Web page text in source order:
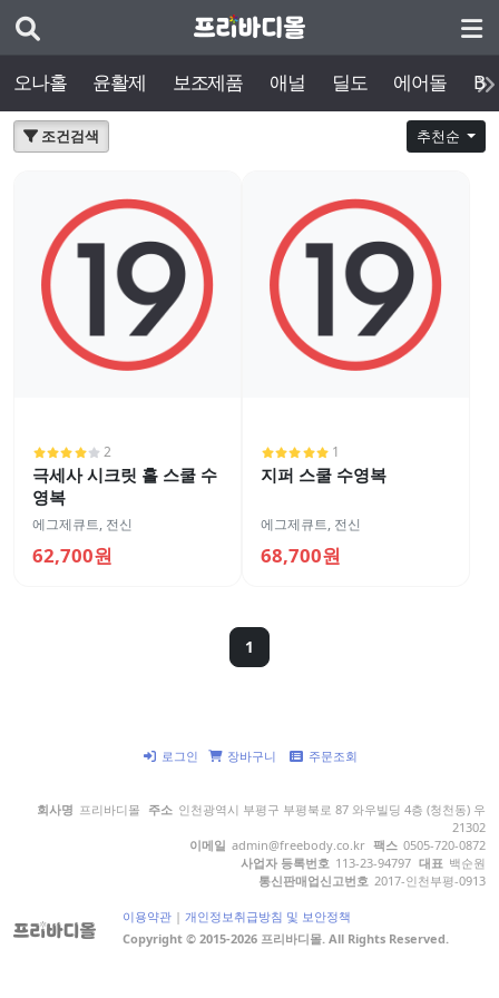
오나홀 윤활제 보조제품 애널 딜도 에어돌
조건검색 추천순
2
극세사 시크릿 홀 스쿨 수
영복
에그제큐트, 전신
62,700원
1
지퍼 스쿨 수영복
에그제큐트, 전신
68,700원
1
로그인 장바구니 주문조회
이용약관 | 개인정보취급방침 및 보안정책
Copyright © 2015-2026 프리바디몰. All Rights Reserved.
회사명 프리바디몰 주소 인천광역시 부평구 부평북로 87 와우빌딩 4층 (청천동) 우
21302
이메일 admin@freebody.co.kr 팩스 0505-720-0872
사업자 등록번호 113-23-94797 대표 백순원
통신판매업신고번호 2017-인천부평-0913